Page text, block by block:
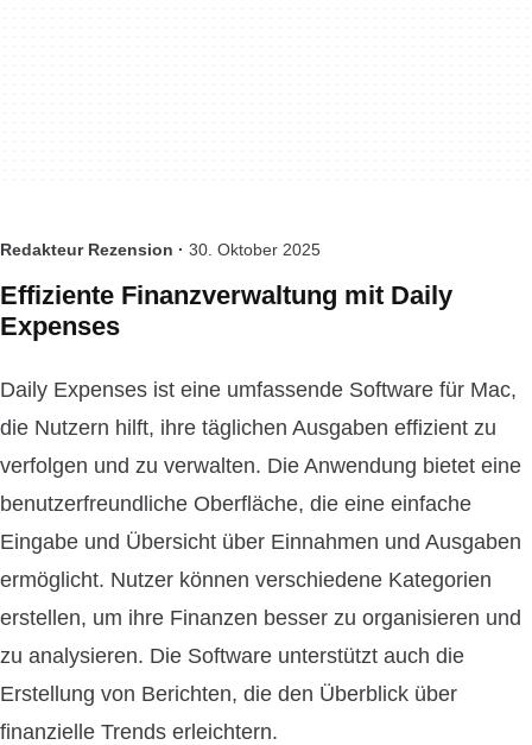
Redakteur Rezension · 30. Oktober 2025
Effiziente Finanzverwaltung mit Daily
Expenses
Daily Expenses ist eine umfassende Software für Mac,
die Nutzern hilft, ihre täglichen Ausgaben effizient zu
verfolgen und zu verwalten. Die Anwendung bietet eine
benutzerfreundliche Oberfläche, die eine einfache
Eingabe und Übersicht über Einnahmen und Ausgaben
ermöglicht. Nutzer können verschiedene Kategorien
erstellen, um ihre Finanzen besser zu organisieren und
zu analysieren. Die Software unterstützt auch die
Erstellung von Berichten, die den Überblick über
finanzielle Trends erleichtern.